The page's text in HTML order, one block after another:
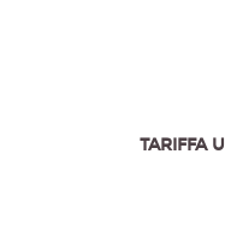
TARIFFA